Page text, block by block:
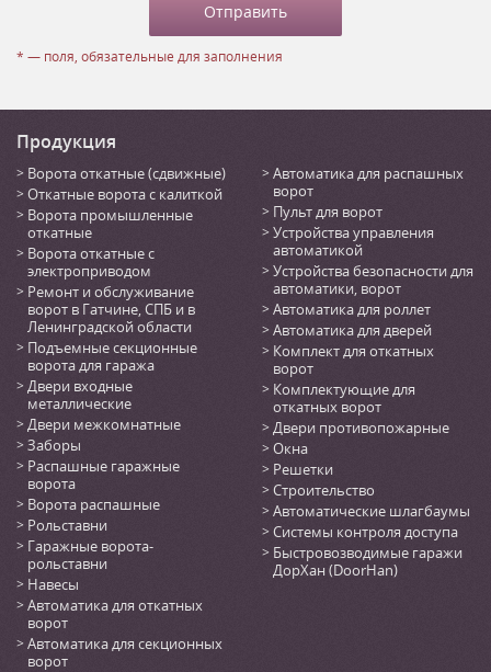
* — поля, обязательные для заполнения
Продукция
Ворота откатные (сдвижные)
Откатные ворота с калиткой
Ворота промышленные
откатные
Ворота откатные с
электроприводом
Ремонт и обслуживание
ворот в Гатчине, СПБ и в
Ленинградской области
Подъемные секционные
ворота для гаража
Двери входные
металлические
Двери межкомнатные
Заборы
Распашные гаражные
ворота
Ворота распашные
Рольставни
Гаражные ворота-
рольставни
Навесы
Автоматика для откатных
ворот
Автоматика для секционных
ворот
Автоматика для распашных
ворот
Пульт для ворот
Устройства управления
автоматикой
Устройства безопасности для
автоматики, ворот
Автоматика для роллет
Автоматика для дверей
Комплект для откатных
ворот
Комплектующие для
откатных ворот
Двери противопожарные
Окна
Решетки
Строительство
Автоматические шлагбаумы
Системы контроля доступа
Быстровозводимые гаражи
ДорХан (DoorHan)